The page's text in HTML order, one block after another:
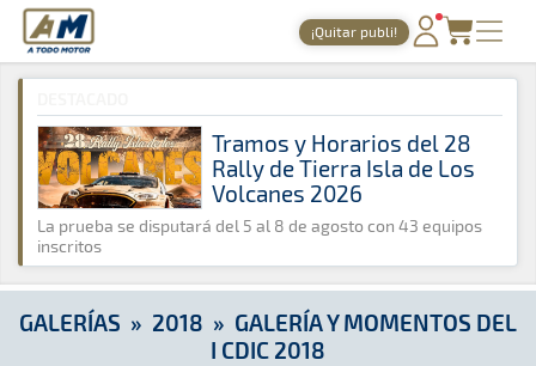
A Todo Motor · Revista del motor desde 1999
¡Quitar publi!
PORTADA
TIEMPOS ONLINE
NOTICIAS
AGENDA
GALERÍAS
TIENDA
A Todo Motor » Galerías » 2018 » Galería y Momentos del I
Tramos y Horarios del 28
Rally de Tierra Isla de Los
Volcanes 2026
La prueba se disputará del 5 al 8 de agosto con 43 equipos
inscritos
GALERÍAS » 2018 » GALERÍA Y MOMENTOS DEL
I CDIC 2018